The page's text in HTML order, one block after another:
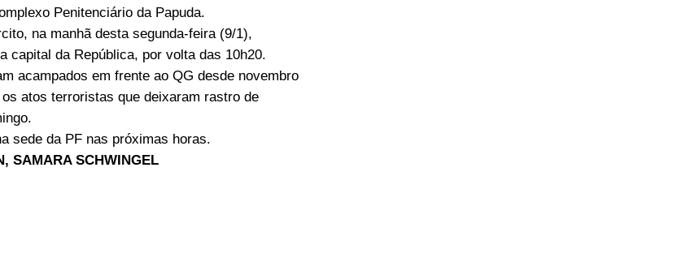
Penitenciário da Papuda.
na manhã desta segunda-feira (9/1),
capital da República, por volta das 10h20.
acampados em frente ao QG desde novembro
atos terroristas que deixaram rastro de
sede da PF nas próximas horas.
SAMARA SCHWINGEL